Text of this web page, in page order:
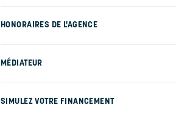
HONORAIRES DE L'AGENCE
MÉDIATEUR
SIMULEZ VOTRE FINANCEMENT